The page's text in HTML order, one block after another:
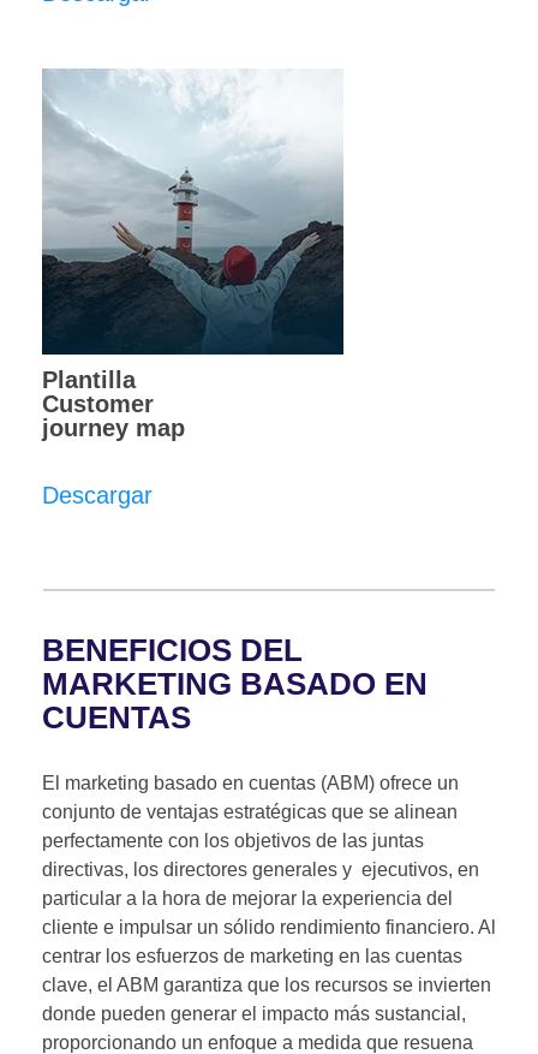
Plantilla
Customer
journey map
Descargar
BENEFICIOS DEL
MARKETING BASADO EN
CUENTAS
El marketing basado en cuentas (ABM) ofrece un
conjunto de ventajas estratégicas que se alinean
perfectamente con los objetivos de las juntas
directivas, los directores generales y ejecutivos, en
particular a la hora de mejorar la experiencia del
cliente e impulsar un sólido rendimiento financiero. Al
centrar los esfuerzos de marketing en las cuentas
clave, el ABM garantiza que los recursos se invierten
donde pueden generar el impacto más sustancial,
proporcionando un enfoque a medida que resuena